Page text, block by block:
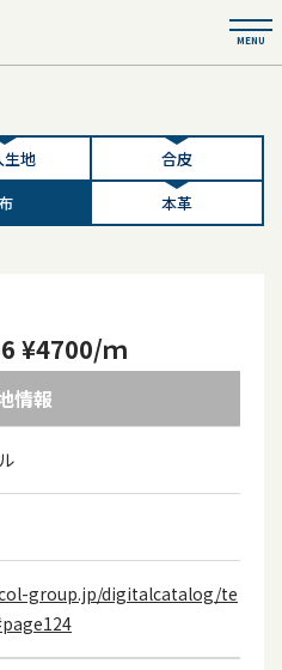
生地
合皮
本革
¥4700/ｍ
情報
group.jp/digitalcatalog/te